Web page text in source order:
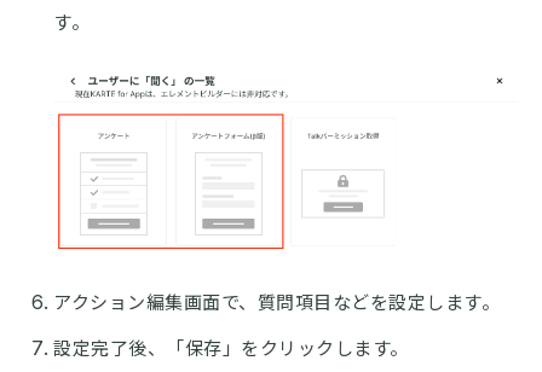
す。
アクション編集画面で、質問項目などを設定します。
設定完了後、「保存」をクリックします。